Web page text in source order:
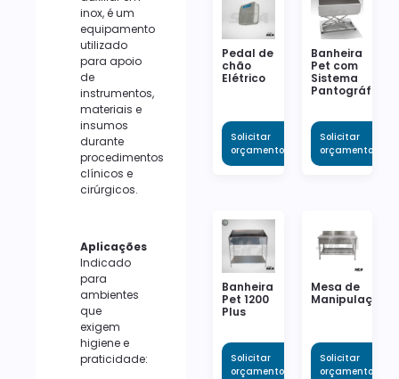
inox, é um
equipamento
utilizado
para apoio
de
instrumentos,
materiais e
insumos
durante
procedimentos
clínicos e
cirúrgicos.
Aplicações
Indicado
para
ambientes
que
exigem
higiene e
praticidade:
Pedal de
chão
Elétrico
Solicitar
orçamento
Banheira
Pet com
Sistema
Pantográfico
Solicitar
orçamento
Banheira
Pet 1200
Plus
Solicitar
orçamento
Mesa de
Manipulação
Solicitar
orçamento